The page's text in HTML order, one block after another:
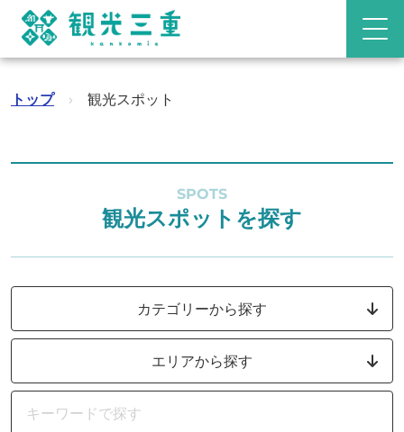
トップ › 観光スポット
SPOTS
観光スポットを探す
カテゴリーから探す
エリアから探す